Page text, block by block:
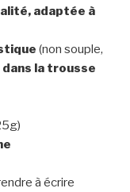
adaptée à
(non souple,
la trousse
à écrire